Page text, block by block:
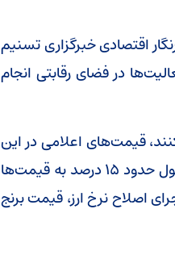
اقتصادی خبرگزاری تسنیم
در فضای رقابتی انجام
قیمت‌های اعلامی در این
سطح مستقیماً قابل تعمیم به مصرف‌کننده نهایی نیست و به‌طور معمول حدود ۱۵ درصد به قیمت‌ها
اصلاح نرخ ارز، قیمت برنج